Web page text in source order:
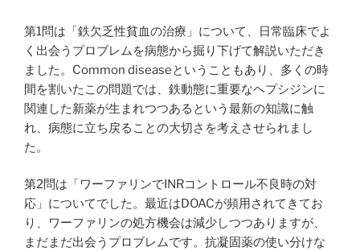
第1問は「鉄欠乏性貧血の治療」について、日常臨床でよ
く出会うプロブレムを病態から掘り下げて解説いただき
ました。Common diseaseということもあり、多くの時
間を割いたこの問題では、鉄動態に重要なヘプシジンに
関連した新薬が生まれつつあるという最新の知識に触
れ、病態に立ち戻ることの大切さを考えさせられまし
た。
第2問は「ワーファリンでINRコントロール不良時の対
応」についてでした。最近はDOACが頻用されてきてお
り、ワーファリンの処方機会は減少しつつありますが、
まだまだ出会うプロブレムです。抗凝固薬の使い分けな